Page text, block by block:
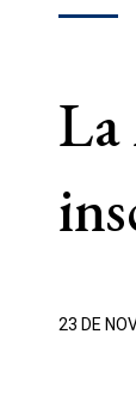
La
23 DE